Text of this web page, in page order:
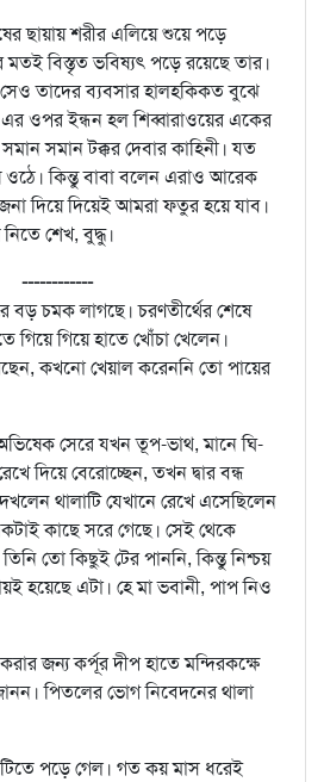
ছায়ায় শরীর এলিয়ে শুয়ে পড়ে
বিস্তৃত ভবিষ্যৎ পড়ে রয়েছে তার।
তাদের ব্যবসার হালহকিকত বুঝে
ওপর ইন্ধন হল শিব্বারাওয়ের একের
সমান টক্কর দেবার কাহিনী। যত
কিন্তু বাবা বলেন এরাও আরেক
দিয়ে দিয়েই আমরা ফতুর হয়ে যাব।
শেখ, বুদ্ধু।
------------
বড় চমক লাগছে। চরণতীর্থের শেষে
গিয়ে গিয়ে হাতে খোঁচা খেলেন।
কখনো খেয়াল করেননি তো পায়ের
সেরে যখন তূপ-ভাথ, মানে ঘি-
দিয়ে বেরোচ্ছেন, তখন দ্বার বন্ধ
থালাটি যেখানে রেখে এসেছিলেন
কাছে সরে গেছে। সেই থেকে
তো কিছুই টের পাননি, কিন্তু নিশ্চয়
হয়েছে এটা। হে মা ভবানী, পাপ নিও
জন্য কর্পূর দীপ হাতে মন্দিরকক্ষে
পিতলের ভোগ নিবেদনের থালা
পড়ে গেল। গত কয় মাস ধরেই